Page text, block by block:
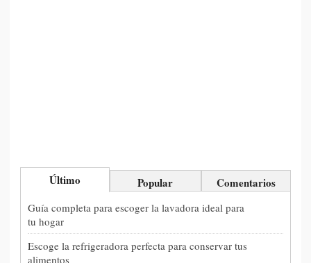
Último Popular Comentarios
Guía completa para escoger la lavadora ideal para
tu hogar
Escoge la refrigeradora perfecta para conservar tus
alimentos